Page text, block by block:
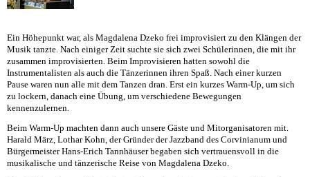
Ein Höhepunkt war, als Magdalena Dzeko frei improvisiert zu den Klängen der
Musik tanzte. Nach einiger Zeit suchte sie sich zwei Schülerinnen, die mit ihr
zusammen improvisierten. Beim Improvisieren hatten sowohl die
Instrumentalisten als auch die Tänzerinnen ihren Spaß. Nach einer kurzen
Pause waren nun alle mit dem Tanzen dran. Erst ein kurzes Warm-Up, um sich
zu lockern, danach eine Übung, um verschiedene Bewegungen
kennenzulernen.
Beim Warm-Up machten dann auch unsere Gäste und Mitorganisatoren mit.
Harald März, Lothar Kohn, der Gründer der Jazzband des Corvinianum und
Bürgermeister Hans-Erich Tannhäuser begaben sich vertrauensvoll in die
musikalische und tänzerische Reise von Magdalena Dzeko.